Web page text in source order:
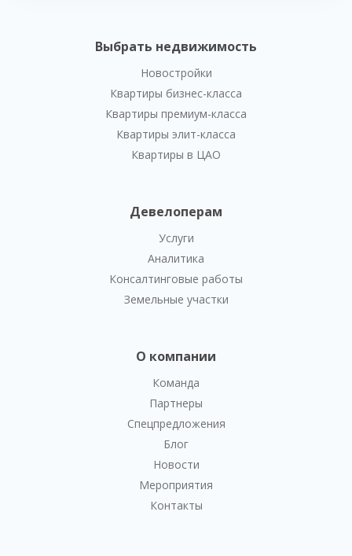
Выбрать недвижимость
Новостройки
Квартиры бизнес-класса
Квартиры премиум-класса
Квартиры элит-класса
Квартиры в ЦАО
Девелоперам
Услуги
Аналитика
Консалтинговые работы
Земельные участки
О компании
Команда
Партнеры
Спецпредложения
Блог
Новости
Мероприятия
Контакты